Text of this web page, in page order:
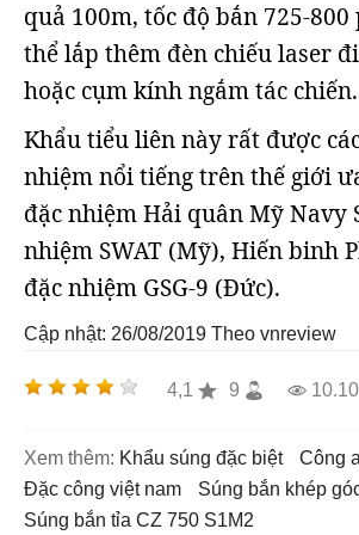
quả 100m, tốc độ bắn 725-
thể lắp thêm đèn chiếu laser
hoặc cụm kính ngắm tác chiến.
Khẩu tiểu liên này rất được
nhiệm nổi tiếng trên thế giới
đặc nhiệm Hải quân Mỹ Navy
nhiệm SWAT (Mỹ), Hiến binh
đặc nhiệm GSG-9 (Đức).
Cập nhật: 26/08/2019 Theo vnreview
4,1 9
Xem thêm: khẩu súng đặc biệt
công
đặc công việt nam
Súng bắn khép
Súng bắn tỉa CZ 750 S1M2